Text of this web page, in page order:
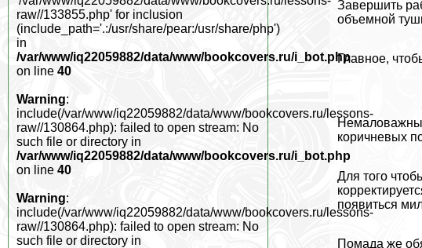
Завершить
объемной
Главное,
коричневых
Для того
появиться
Помада же
raw//133855.php' for inclusion
(include_path='.:/usr/share/pear:/usr/share/php')
in
/var/www/iq22059882/data/www/bookcovers.ru/i_bot.php
on line 40
Warning:
include(/var/www/iq22059882/data/www/bookcovers.ru/lessons-
raw//130864.php): failed to open stream: No
such file or directory in
/var/www/iq22059882/data/www/bookcovers.ru/i_bot.php
on line 40
Warning:
include(/var/www/iq22059882/data/www/bookcovers.ru/lessons-
raw//130864.php): failed to open stream: No
such file or directory in